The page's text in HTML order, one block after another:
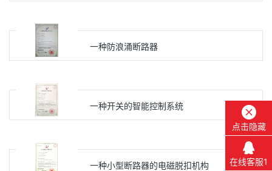
一种防浪涌断路器
一种开关的智能控制系统
一种小型断路器的电磁脱扣机构
点击隐藏
在线客服1